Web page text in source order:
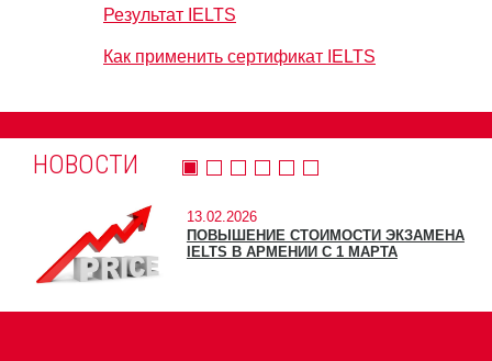
Результат IELTS
Как применить сертификат IELTS
НОВОСТИ
13.02.2026
ПОВЫШЕНИЕ СТОИМОСТИ ЭКЗАМЕНА
IELTS В АРМЕНИИ С 1 МАРТА